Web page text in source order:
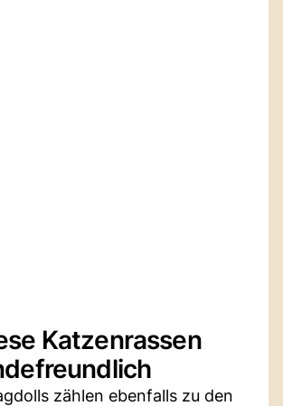
Katzenrassen
zählen ebenfalls zu den